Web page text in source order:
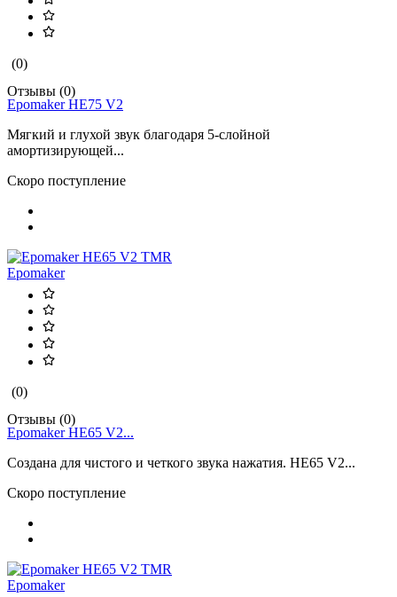
(0)
Отзывы (0)
Epomaker HE75 V2
Мягкий и глухой звук благодаря 5-слойной
амортизирующей...
Скоро поступление
Epomaker
(0)
Отзывы (0)
Epomaker HE65 V2...
Создана для чистого и четкого звука нажатия. HE65 V2...
Скоро поступление
Epomaker